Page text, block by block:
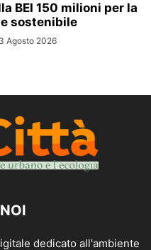
BEI 150 milioni per la
sostenibile
3 Agosto 2026
dedicato all'ambiente